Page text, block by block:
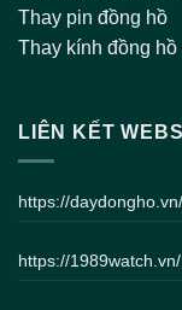
Thay pin đồng hồ
Thay kính đồng
LIÊN KẾT
https://daydongho.vn/
https://1989watch.vn/